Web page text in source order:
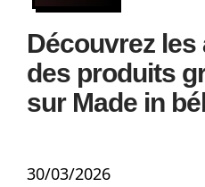
Découvrez les
des produits
sur Made in
30/03/2026